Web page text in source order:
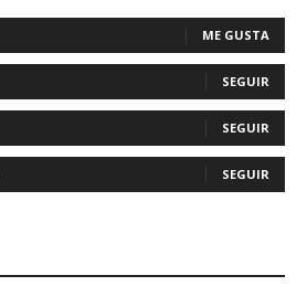
ME GUSTA
SEGUIR
SEGUIR
SEGUIR